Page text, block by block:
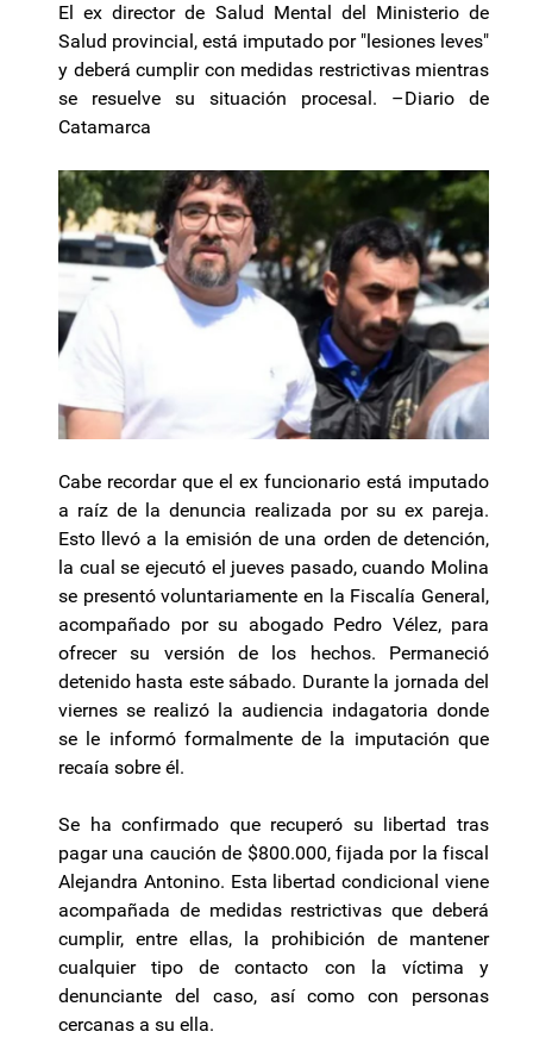
El ex director de Salud Mental del Ministerio de
Salud provincial, está imputado por "lesiones leves"
y deberá cumplir con medidas restrictivas mientras
se resuelve su situación procesal. –Diario de
Catamarca
Cabe recordar que el ex funcionario está imputado
a raíz de la denuncia realizada por su ex pareja.
Esto llevó a la emisión de una orden de detención,
la cual se ejecutó el jueves pasado, cuando Molina
se presentó voluntariamente en la Fiscalía General,
acompañado por su abogado Pedro Vélez, para
ofrecer su versión de los hechos. Permaneció
detenido hasta este sábado. Durante la jornada del
viernes se realizó la audiencia indagatoria donde
se le informó formalmente de la imputación que
recaía sobre él.
Se ha confirmado que recuperó su libertad tras
pagar una caución de $800.000, fijada por la fiscal
Alejandra Antonino. Esta libertad condicional viene
acompañada de medidas restrictivas que deberá
cumplir, entre ellas, la prohibición de mantener
cualquier tipo de contacto con la víctima y
denunciante del caso, así como con personas
cercanas a su ella.